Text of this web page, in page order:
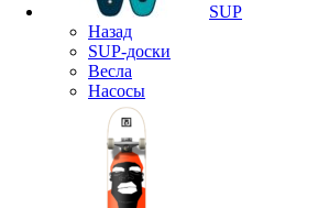
SUP
Назад
SUP-доски
Весла
Насосы